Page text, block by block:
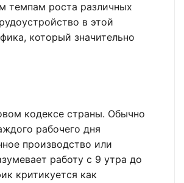
темпам роста различных
в этой
который значительно
кодексе страны. Обычно
рабочего дня
производство или
работу с 9 утра до
критикуется как